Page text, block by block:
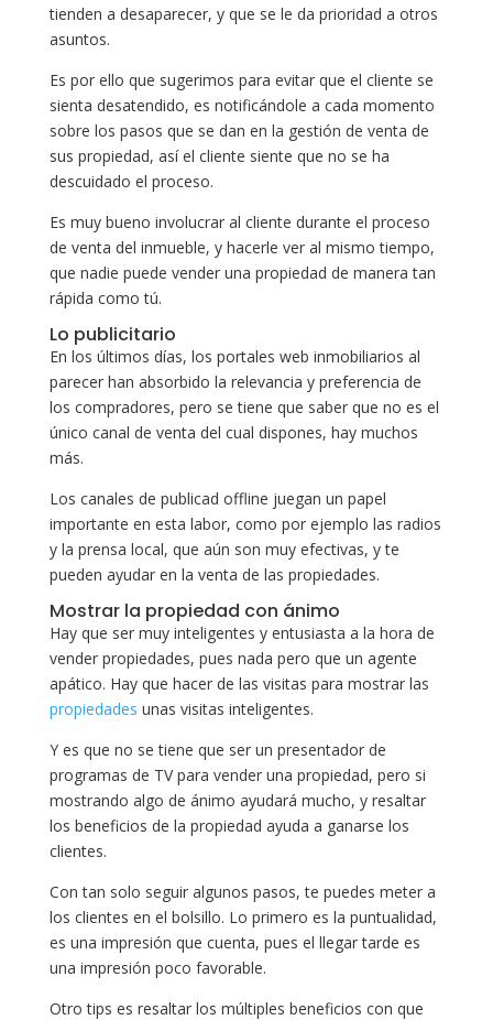
tienden a desaparecer, y que se le da prioridad a otros
asuntos.
Es por ello que sugerimos para evitar que el cliente se
sienta desatendido, es notificándole a cada momento
sobre los pasos que se dan en la gestión de venta de
sus propiedad, así el cliente siente que no se ha
descuidado el proceso.
Es muy bueno involucrar al cliente durante el proceso
de venta del inmueble, y hacerle ver al mismo tiempo,
que nadie puede vender una propiedad de manera tan
rápida como tú.
Lo publicitario
En los últimos días, los portales web inmobiliarios al
parecer han absorbido la relevancia y preferencia de
los compradores, pero se tiene que saber que no es el
único canal de venta del cual dispones, hay muchos
más.
Los canales de publicad offline juegan un papel
importante en esta labor, como por ejemplo las radios
y la prensa local, que aún son muy efectivas, y te
pueden ayudar en la venta de las propiedades.
Mostrar la propiedad con ánimo
Hay que ser muy inteligentes y entusiasta a la hora de
vender propiedades, pues nada pero que un agente
apático. Hay que hacer de las visitas para mostrar las
propiedades unas visitas inteligentes.
Y es que no se tiene que ser un presentador de
programas de TV para vender una propiedad, pero si
mostrando algo de ánimo ayudará mucho, y resaltar
los beneficios de la propiedad ayuda a ganarse los
clientes.
Con tan solo seguir algunos pasos, te puedes meter a
los clientes en el bolsillo. Lo primero es la puntualidad,
es una impresión que cuenta, pues el llegar tarde es
una impresión poco favorable.
Otro tips es resaltar los múltiples beneficios con que